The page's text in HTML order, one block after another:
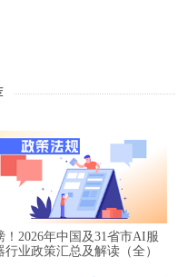
！2026年中国及31省市AI服
行业政策汇总及解读（全）